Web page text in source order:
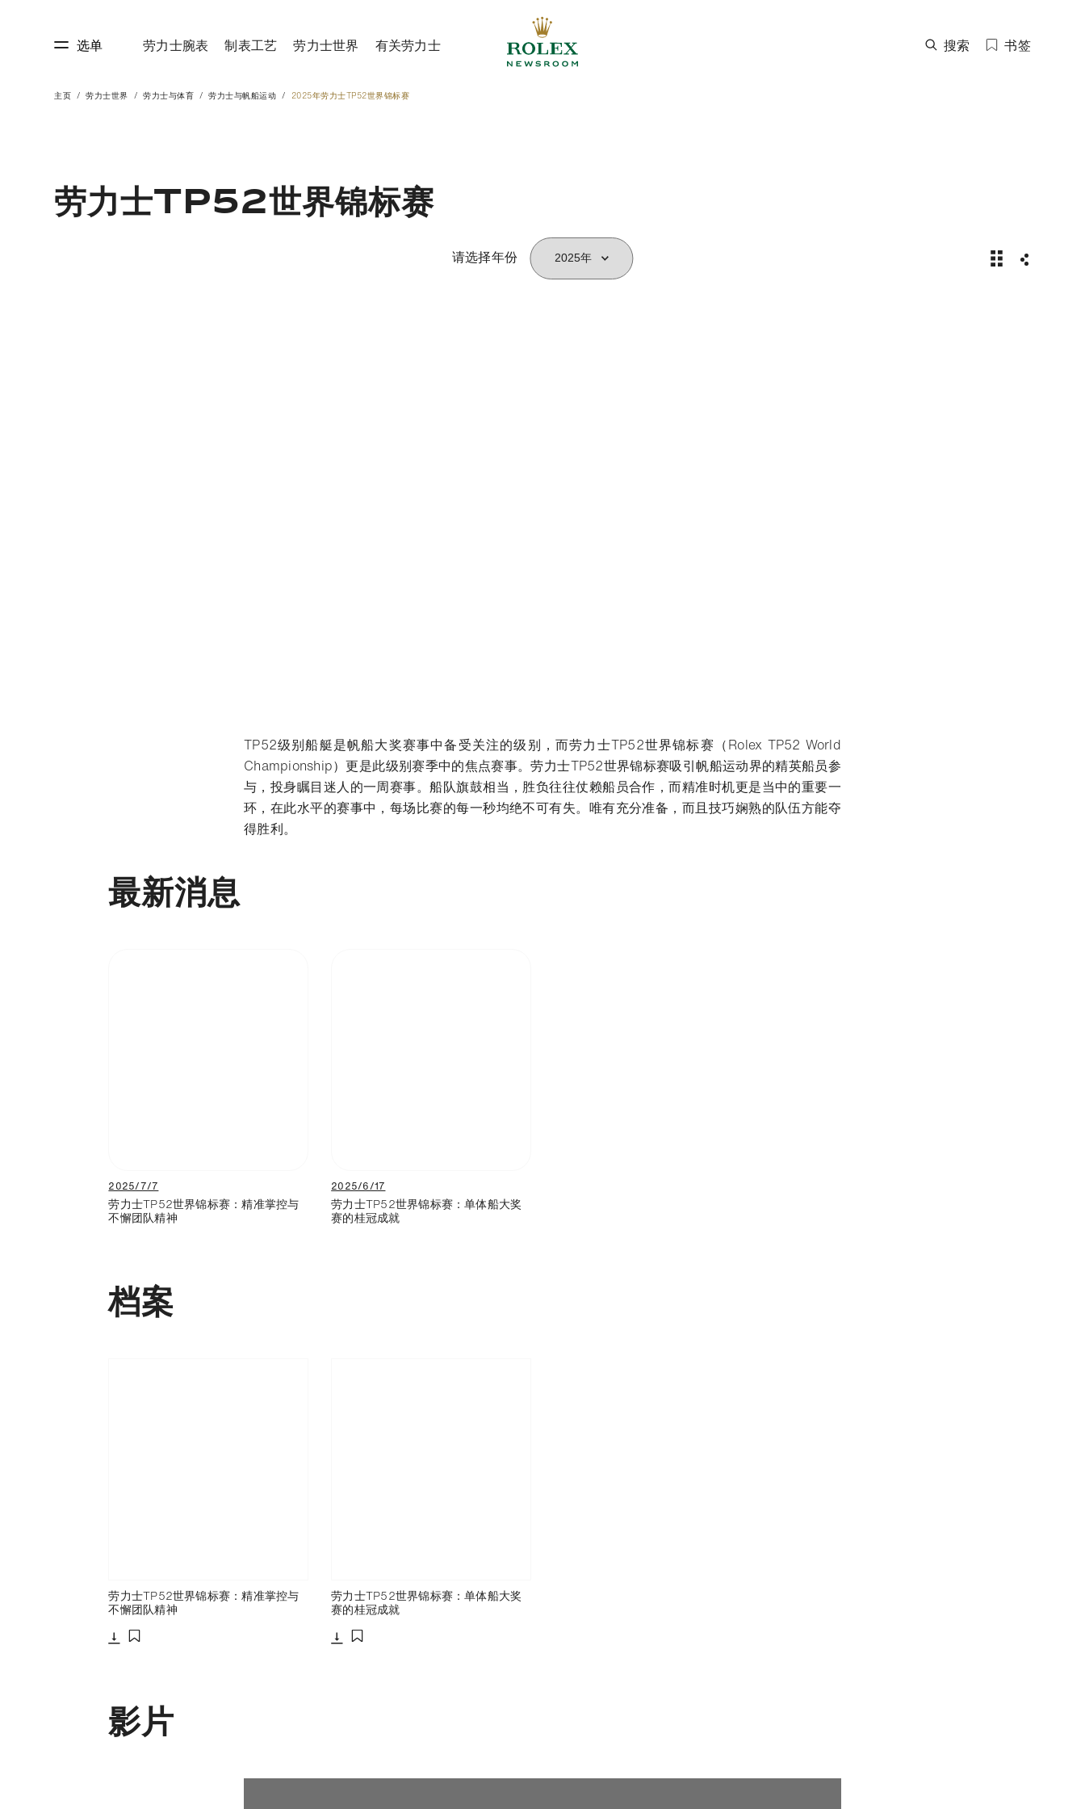
选单 劳力士腕表 制表工艺 劳力士世界 有关劳力士 搜索 书签
主页 劳力士世界 劳力士与体育 劳力士与帆船运动 2025年劳力士TP52世界锦标赛
劳力士TP52世界锦标赛
请选择年份
2025年劳力士
TP52级别船艇是帆船大奖赛事中备受关注的级别，而劳力士TP52世界锦标赛（Rolex TP52 World
Championship）更是此级别赛季中的焦点赛事。劳力士TP52世界锦标赛吸引帆船运动界的精英船员参
与，投身瞩目迷人的一周赛事。船队旗鼓相当，胜负往往仗赖船员合作，而精准时机更是当中的重要一
环，在此水平的赛事中，每场比赛的每一秒均绝不可有失。唯有充分准备，而且技巧娴熟的队伍方能夺
得胜利。
最新消息
2025/7/7
劳力士TP52世界锦标赛：精准掌控与
不懈团队精神
2025/6/17
劳力士TP52世界锦标赛：单体船大奖
赛的桂冠成就
档案
劳力士TP52世界锦标赛：精准掌控与
不懈团队精神
劳力士TP52世界锦标赛：单体船大奖
赛的桂冠成就
影片